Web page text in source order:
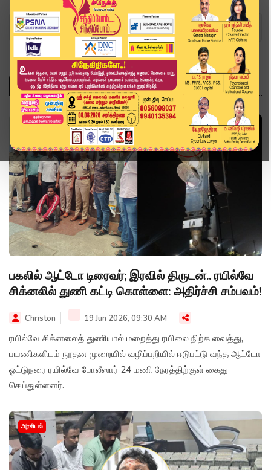
Home Topics
பகலில் ஆட்டோ டிரைவர்; இரவில் திருடன்.. ரயில்வே
சிக்னலில் துணி கட்டி கொள்ளை: அதிர்ச்சி சம்பவம்!
Christon 19 Jun 2026, 09:30 AM
ரயில்வே சிக்னலைத் துணியால் மறைத்து ரயிலை நிற்க வைத்து,
பயணிகளிடம் நூதன முறையில் வழிப்பறியில் ஈடுபட்டு வந்த ஆட்டோ
ஓட்டுநரை ரயில்வே போலீஸார் 24 மணி நேரத்திற்குள் கைது
செய்துள்ளனர்.
அரசியல்